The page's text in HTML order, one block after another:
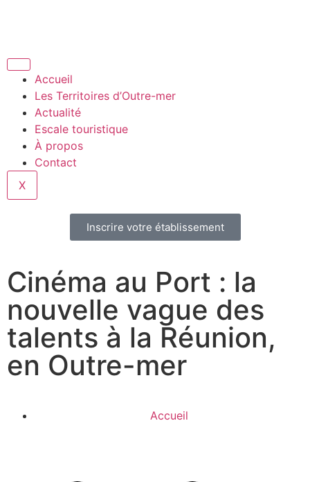
Accueil
Les Territoires d’Outre-mer
Actualité
Escale touristique
À propos
Contact
X
Inscrire votre établissement
Cinéma au Port : la
nouvelle vague des
talents à la Réunion,
en Outre-mer
Accueil